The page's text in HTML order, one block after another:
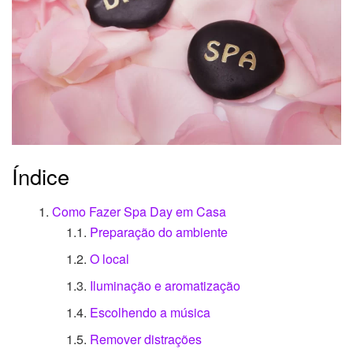
Índice
Como Fazer Spa Day em Casa
Preparação do ambiente
O local
Iluminação e aromatização
Escolhendo a música
Remover distrações